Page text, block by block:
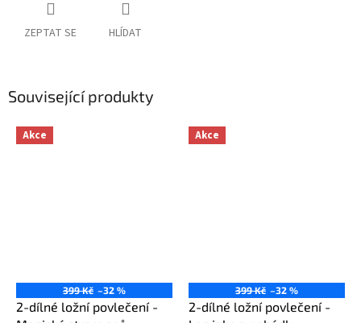
ZEPTAT SE HLÍDAT
Související produkty
Akce
399 Kč –32 %
2-dílné ložní povlečení -
Akce
399 Kč –32 %
2-dílné ložní povlečení -